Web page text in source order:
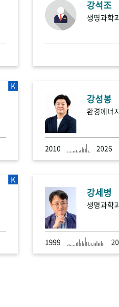
강석조
생명과학
K
강성봉
환경에너
2010 2026
K
강세병
생명과학
1999